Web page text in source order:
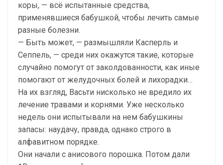
коры, — всё испытанные средства,
применявшиеся бабушкой, чтобы лечить самые
разные болезни.
— Быть может, — размышляли Касперль и
Сеппель, — среди них окажутся такие, которые
случайно помогут от заколдованности, как иные
помогают от желудочных болей и лихорадки…
На их взгляд, Васьти нисколько не вредило их
лечение травами и корнями. Уже несколько
недель они испытывали на нем бабушкины
запасы: наудачу, правда, однако строго в
алфавитном порядке.
Они начали с анисового порошка. Потом дали